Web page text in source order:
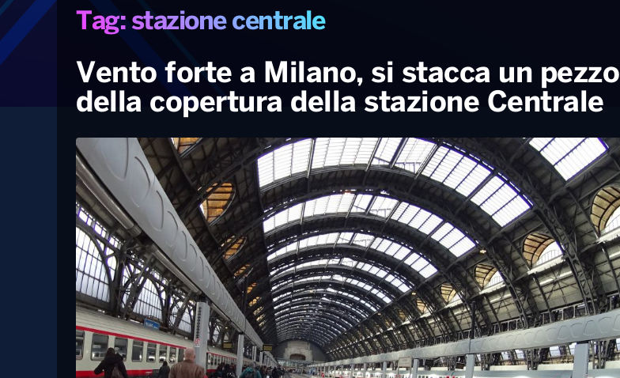
Tag: stazione centrale
Vento forte a Milano, si stacca un pezzo
della copertura della stazione Centrale